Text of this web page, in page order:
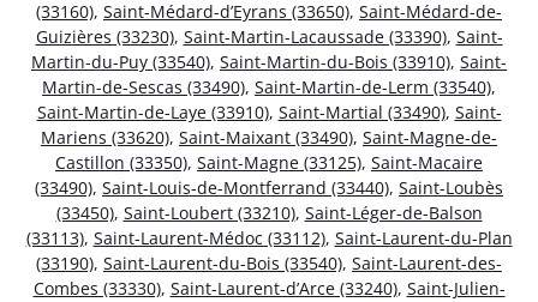
(33160), Saint-Médard-d’Eyrans (33650), Saint-Médard-de-
Guizières (33230), Saint-Martin-Lacaussade (33390), Saint-
Martin-du-Puy (33540), Saint-Martin-du-Bois (33910), Saint-
Martin-de-Sescas (33490), Saint-Martin-de-Lerm (33540),
Saint-Martin-de-Laye (33910), Saint-Martial (33490), Saint-
Mariens (33620), Saint-Maixant (33490), Saint-Magne-de-
Castillon (33350), Saint-Magne (33125), Saint-Macaire
(33490), Saint-Louis-de-Montferrand (33440), Saint-Loubès
(33450), Saint-Loubert (33210), Saint-Léger-de-Balson
(33113), Saint-Laurent-Médoc (33112), Saint-Laurent-du-Plan
(33190), Saint-Laurent-du-Bois (33540), Saint-Laurent-des-
Combes (33330), Saint-Laurent-d’Arce (33240), Saint-Julien-